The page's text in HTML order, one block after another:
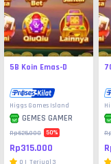
5B Koin Emas-D
Higgs Games Island
GEMES GAMER
Rp625.000 50%
Rp315.000
0 | Terjual 3